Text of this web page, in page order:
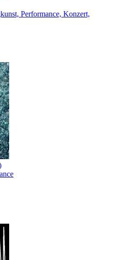
Performance, Konzert,